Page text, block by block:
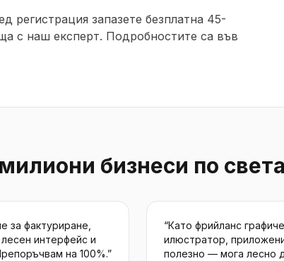
регистрация запазете безплатна 45-
с наш експерт. Подробностите са във
бизнеси по света
за фактуриране,
интерфейс и
на 100%.”
“Като фрийланс
илюстратор,
полезно — мога лесно